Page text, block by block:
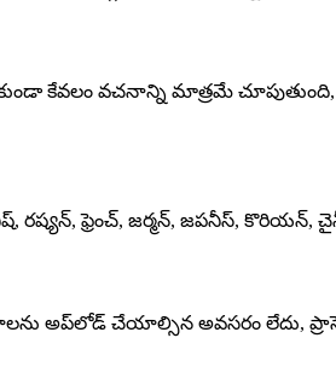
కేవలం వచనాన్ని మాత్రమే
రష్యన్, ఫ్రెంచ్, జర్మన్, జపనీస్,
అప్‌లోడ్ చేయాల్సిన అవసరం లేదు,